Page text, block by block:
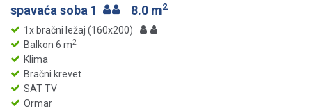
spavaća soba 1 8.0 m2
1x bračni ležaj (160x200)
Balkon 6 m2
Klima
Bračni krevet
SAT TV
Ormar